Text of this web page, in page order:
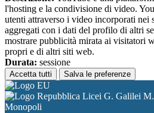
l'hosting e la condivisione di video.
utenti attraverso i video incorporati nei
aggregati con i dati del profilo di altri
mostrare pubblicità mirata ai visitatori
propri e di altri siti web.
Durata: sessione
Accetta tutti Salva le preferenze
Licei G. Galilei
Monopoli